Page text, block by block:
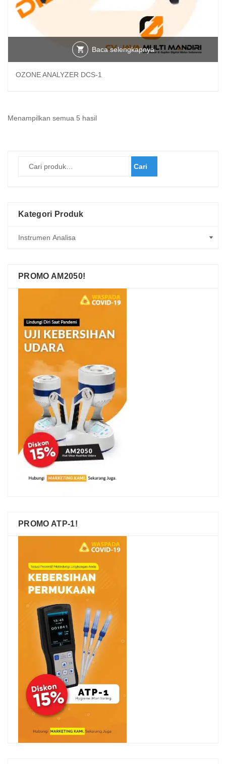
Baca selengkapnya
OZONE ANALYZER DCS-1
Menampilkan semua 5 hasilDiurutkan
Cari
Kategori Produk
PROMO AM2050!
PROMO ATP-1!